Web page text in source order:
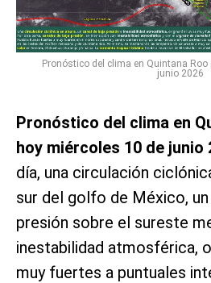
Pronóstico del clima en Quintana
junio 2026
Pronóstico del clima en
hoy miércoles 10 de junio
día, una circulación
sur del golfo de México, un
presión sobre el sureste
inestabilidad atmosférica,
muy fuertes a puntuales